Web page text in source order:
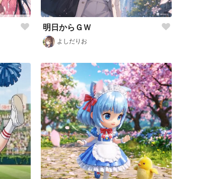
明日からＧＷ
よしだりお